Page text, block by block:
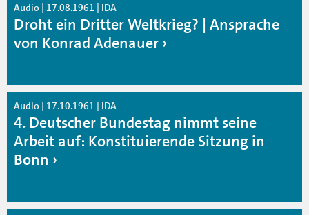
Audio | 17.08.1961 | IDA
Droht ein Dritter Weltkrieg? | Ansprache
von Konrad Adenauer
Audio | 17.10.1961 | IDA
4. Deutscher Bundestag nimmt seine
Arbeit auf: Konstituierende Sitzung in
Bonn